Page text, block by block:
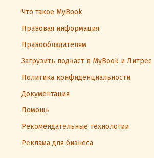
Что такое MyBook
Правовая информация
Правообладателям
Загрузить подкаст в MyBook и Литрес
Политика конфиденциальности
Документация
Помощь
Рекомендательные технологии
Реклама для бизнеса